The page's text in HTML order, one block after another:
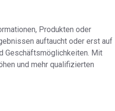
Produkten oder
auftaucht oder erst auf
Geschäftsmöglichkeiten. Mit
und mehr qualifizierten